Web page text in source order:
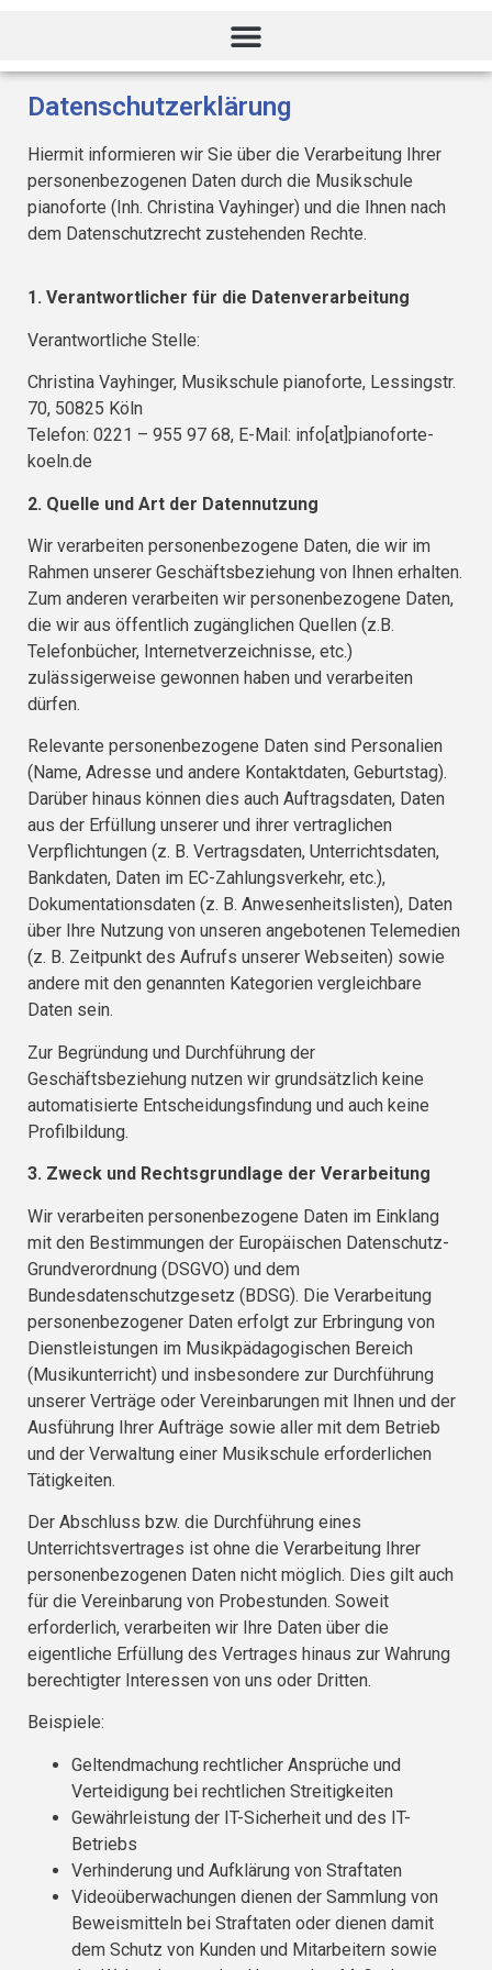
Datenschutzerklärung
Hiermit informieren wir Sie über die Verarbeitung Ihrer
personenbezogenen Daten durch die Musikschule
pianoforte (Inh. Christina Vayhinger) und die Ihnen nach
dem Datenschutzrecht zustehenden Rechte.
1. Verantwortlicher für die Datenverarbeitung
Verantwortliche Stelle:
Christina Vayhinger, Musikschule pianoforte, Lessingstr.
70, 50825 Köln
Telefon: 0221 – 955 97 68, E-Mail: info[at]pianoforte-
koeln.de
2. Quelle und Art der Datennutzung
Wir verarbeiten personenbezogene Daten, die wir im
Rahmen unserer Geschäftsbeziehung von Ihnen erhalten.
Zum anderen verarbeiten wir personenbezogene Daten,
die wir aus öffentlich zugänglichen Quellen (z.B.
Telefonbücher, Internetverzeichnisse, etc.)
zulässigerweise gewonnen haben und verarbeiten
dürfen.
Relevante personenbezogene Daten sind Personalien
(Name, Adresse und andere Kontaktdaten, Geburtstag).
Darüber hinaus können dies auch Auftragsdaten, Daten
aus der Erfüllung unserer und ihrer vertraglichen
Verpflichtungen (z. B. Vertragsdaten, Unterrichtsdaten,
Bankdaten, Daten im EC-Zahlungsverkehr, etc.),
Dokumentationsdaten (z. B. Anwesenheitslisten), Daten
über Ihre Nutzung von unseren angebotenen Telemedien
(z. B. Zeitpunkt des Aufrufs unserer Webseiten) sowie
andere mit den genannten Kategorien vergleichbare
Daten sein.
Zur Begründung und Durchführung der
Geschäftsbeziehung nutzen wir grundsätzlich keine
automatisierte Entscheidungsfindung und auch keine
Profilbildung.
3. Zweck und Rechtsgrundlage der Verarbeitung
Wir verarbeiten personenbezogene Daten im Einklang
mit den Bestimmungen der Europäischen Datenschutz-
Grundverordnung (DSGVO) und dem
Bundesdatenschutzgesetz (BDSG). Die Verarbeitung
personenbezogener Daten erfolgt zur Erbringung von
Dienstleistungen im Musikpädagogischen Bereich
(Musikunterricht) und insbesondere zur Durchführung
unserer Verträge oder Vereinbarungen mit Ihnen und der
Ausführung Ihrer Aufträge sowie aller mit dem Betrieb
und der Verwaltung einer Musikschule erforderlichen
Tätigkeiten.
Der Abschluss bzw. die Durchführung eines
Unterrichtsvertrages ist ohne die Verarbeitung Ihrer
personenbezogenen Daten nicht möglich. Dies gilt auch
für die Vereinbarung von Probestunden. Soweit
erforderlich, verarbeiten wir Ihre Daten über die
eigentliche Erfüllung des Vertrages hinaus zur Wahrung
berechtigter Interessen von uns oder Dritten.
Beispiele:
Geltendmachung rechtlicher Ansprüche und
Verteidigung bei rechtlichen Streitigkeiten
Gewährleistung der IT-Sicherheit und des IT-
Betriebs
Verhinderung und Aufklärung von Straftaten
Videoüberwachungen dienen der Sammlung von
Beweismitteln bei Straftaten oder dienen damit
dem Schutz von Kunden und Mitarbeitern sowie